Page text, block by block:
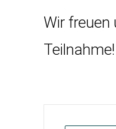
Wir freuen
Teilnahme!